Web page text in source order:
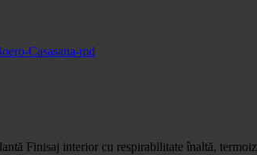
Finisaj interior cu respirabilitate înaltă,